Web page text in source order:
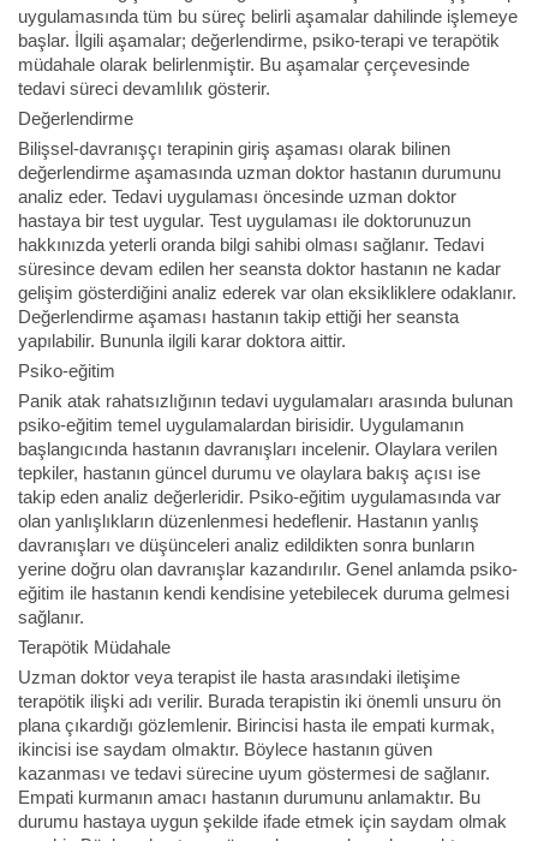
uygulamasında tüm bu süreç belirli aşamalar dahilinde işlemeye
başlar. İlgili aşamalar; değerlendirme, psiko-terapi ve terapötik
müdahale olarak belirlenmiştir. Bu aşamalar çerçevesinde
tedavi süreci devamlılık gösterir.
Değerlendirme
Bilişsel-davranışçı terapinin giriş aşaması olarak bilinen
değerlendirme aşamasında uzman doktor hastanın durumunu
analiz eder. Tedavi uygulaması öncesinde uzman doktor
hastaya bir test uygular. Test uygulaması ile doktorunuzun
hakkınızda yeterli oranda bilgi sahibi olması sağlanır. Tedavi
süresince devam edilen her seansta doktor hastanın ne kadar
gelişim gösterdiğini analiz ederek var olan eksikliklere odaklanır.
Değerlendirme aşaması hastanın takip ettiği her seansta
yapılabilir. Bununla ilgili karar doktora aittir.
Psiko-eğitim
Panik atak rahatsızlığının tedavi uygulamaları arasında bulunan
psiko-eğitim temel uygulamalardan birisidir. Uygulamanın
başlangıcında hastanın davranışları incelenir. Olaylara verilen
tepkiler, hastanın güncel durumu ve olaylara bakış açısı ise
takip eden analiz değerleridir. Psiko-eğitim uygulamasında var
olan yanlışlıkların düzenlenmesi hedeflenir. Hastanın yanlış
davranışları ve düşünceleri analiz edildikten sonra bunların
yerine doğru olan davranışlar kazandırılır. Genel anlamda psiko-
eğitim ile hastanın kendi kendisine yetebilecek duruma gelmesi
sağlanır.
Terapötik Müdahale
Uzman doktor veya terapist ile hasta arasındaki iletişime
terapötik ilişki adı verilir. Burada terapistin iki önemli unsuru ön
plana çıkardığı gözlemlenir. Birincisi hasta ile empati kurmak,
ikincisi ise saydam olmaktır. Böylece hastanın güven
kazanması ve tedavi sürecine uyum göstermesi de sağlanır.
Empati kurmanın amacı hastanın durumunu anlamaktır. Bu
durumu hastaya uygun şekilde ifade etmek için saydam olmak